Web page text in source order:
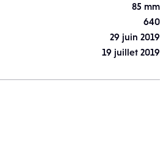
85 mm
640
29 juin 2019
19 juillet 2019